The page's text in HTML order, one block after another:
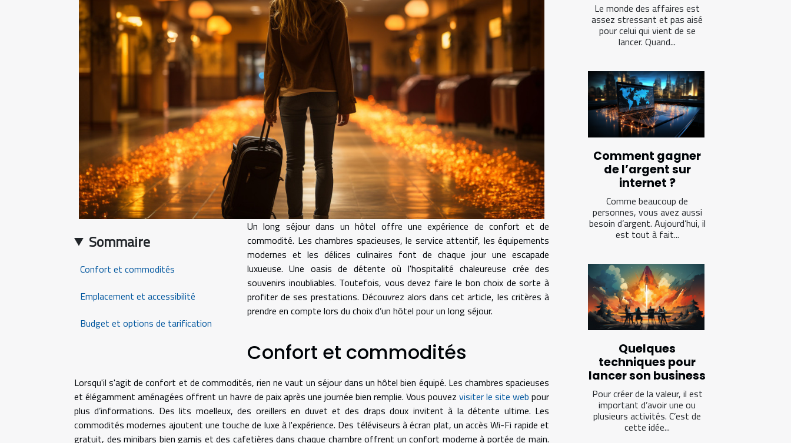
Sommaire
Confort et commodités
Emplacement et accessibilité
Budget et options de tarification
Un long séjour dans un hôtel offre une expérience de confort et de
commodité. Les chambres spacieuses, le service attentif, les équipements
modernes et les délices culinaires font de chaque jour une escapade
luxueuse. Une oasis de détente où l'hospitalité chaleureuse crée des
souvenirs inoubliables. Toutefois, vous devez faire le bon choix de sorte à
profiter de ses prestations. Découvrez alors dans cet article, les critères à
prendre en compte lors du choix d’un hôtel pour un long séjour.
Confort et commodités
Lorsqu'il s'agit de confort et de commodités, rien ne vaut un séjour dans un hôtel bien équipé. Les chambres spacieuses
et élégamment aménagées offrent un havre de paix après une journée bien remplie. Vous pouvez visiter le site web pour
plus d’informations. Des lits moelleux, des oreillers en duvet et des draps doux invitent à la détente ultime. Les
commodités modernes ajoutent une touche de luxe à l'expérience. Des téléviseurs à écran plat, un accès Wi-Fi rapide et
gratuit, des minibars bien garnis et des cafetières dans chaque chambre offrent un confort moderne à portée de main.
Le monde des affaires est
assez stressant et pas aisé
pour celui qui vient de se
lancer. Quand...
Comment gagner
de l’argent sur
internet ?
Comme beaucoup de
personnes, vous avez aussi
besoin d’argent. Aujourd’hui, il
est tout à fait...
Quelques
techniques pour
lancer son business
Pour créer de la valeur, il est
important d’avoir une ou
plusieurs activités. C’est de
cette idée...